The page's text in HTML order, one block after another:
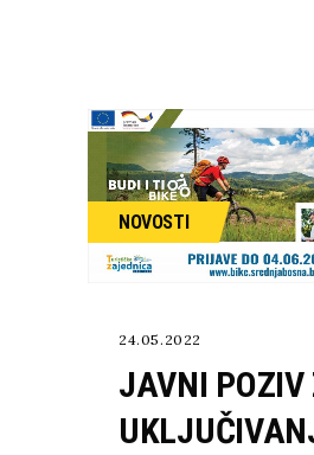
NOVOSTI
24.05.2022
JAVNI POZIV